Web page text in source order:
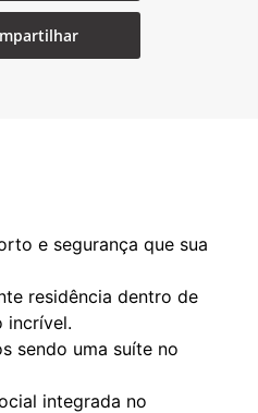
e segurança que sua
residência dentro de
incrível.
sendo uma suíte no
integrada no